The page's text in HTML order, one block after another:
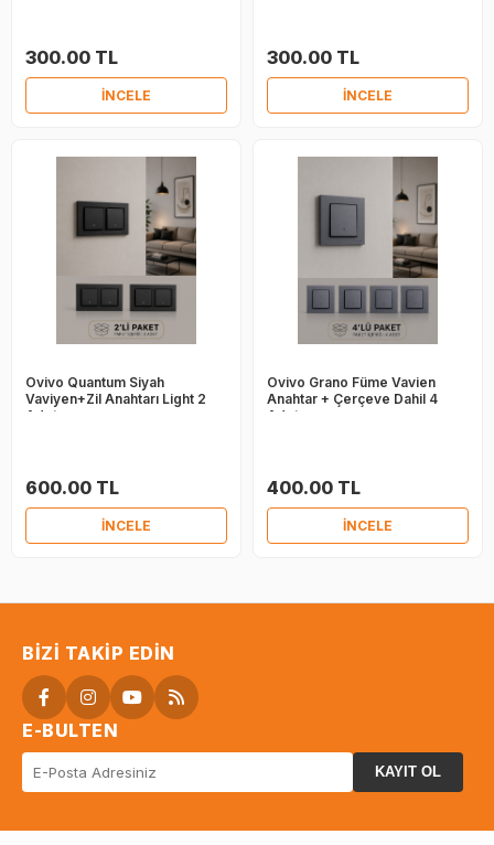
300.00 TL
İNCELE
300.00 TL
İNCELE
Ovivo Quantum Siyah
Vaviyen+Zil Anahtarı Light 2
Adet
600.00 TL
İNCELE
Ovivo Grano Füme Vavien
Anahtar + Çerçeve Dahil 4
Adet
400.00 TL
İNCELE
BIZI TAKIP EDIN
E-BULTEN
KAYIT OL